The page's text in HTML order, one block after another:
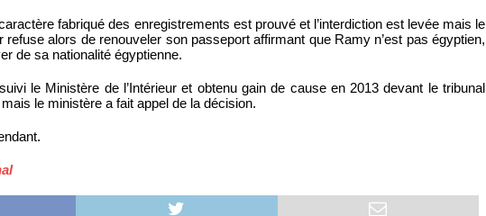
fabriqué des enregistrements est prouvé et l’interdiction est levée mais le
refuse alors de renouveler son passeport affirmant que Ramy n’est pas égyptien,
de sa nationalité égyptienne.
le Ministère de l’Intérieur et obtenu gain de cause en 2013 devant le tribunal
le ministère a fait appel de la décision.